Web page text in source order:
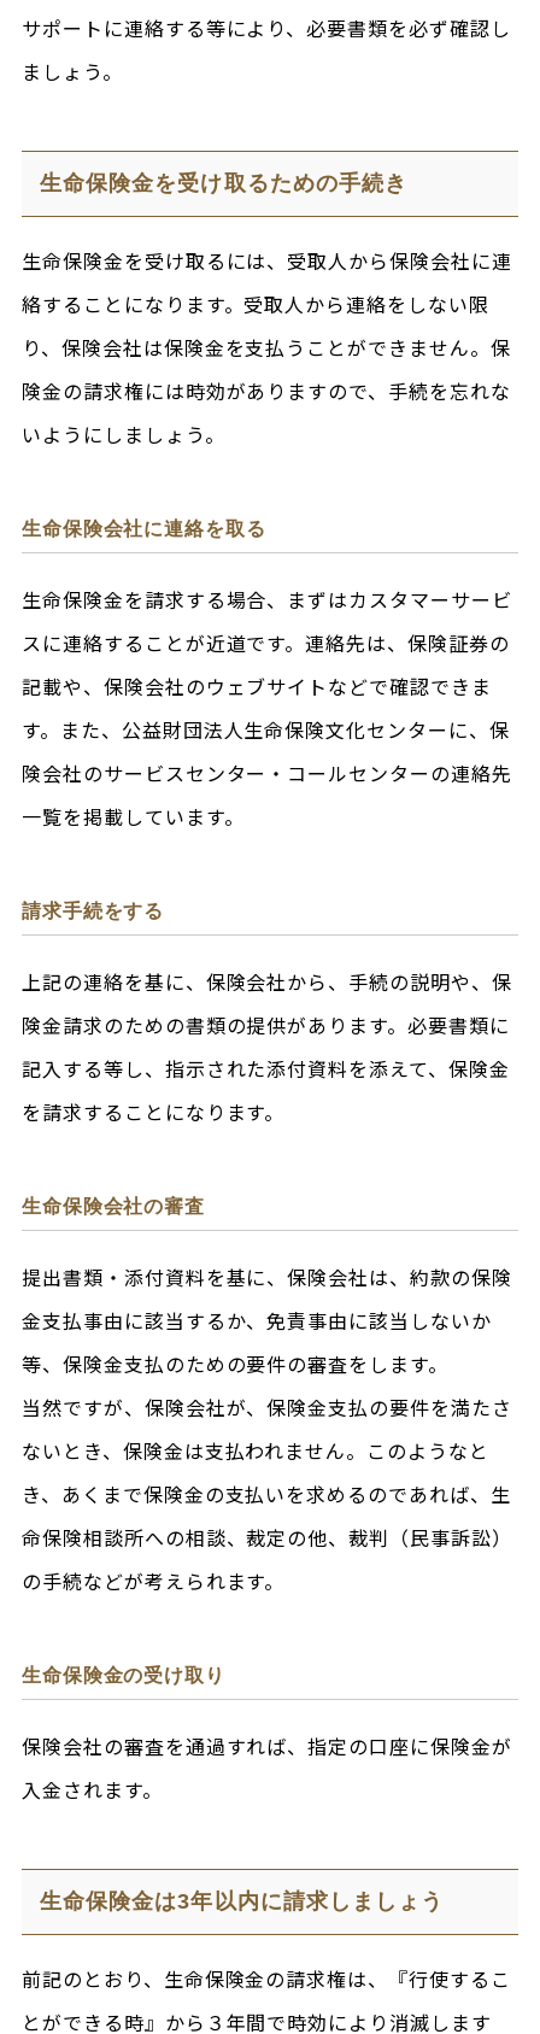
サポートに連絡する等により、必要書類を必ず確認し
ましょう。
生命保険金を受け取るための手続き
生命保険金を受け取るには、受取人から保険会社に連
絡することになります。受取人から連絡をしない限
り、保険会社は保険金を支払うことができません。保
険金の請求権には時効がありますので、手続を忘れな
いようにしましょう。
生命保険会社に連絡を取る
生命保険金を請求する場合、まずはカスタマーサービ
スに連絡することが近道です。連絡先は、保険証券の
記載や、保険会社のウェブサイトなどで確認できま
す。また、公益財団法人生命保険文化センターに、保
険会社のサービスセンター・コールセンターの連絡先
一覧を掲載しています。
請求手続をする
上記の連絡を基に、保険会社から、手続の説明や、保
険金請求のための書類の提供があります。必要書類に
記入する等し、指示された添付資料を添えて、保険金
を請求することになります。
生命保険会社の審査
提出書類・添付資料を基に、保険会社は、約款の保険
金支払事由に該当するか、免責事由に該当しないか
等、保険金支払のための要件の審査をします。
当然ですが、保険会社が、保険金支払の要件を満たさ
ないとき、保険金は支払われません。このようなと
き、あくまで保険金の支払いを求めるのであれば、生
命保険相談所への相談、裁定の他、裁判（民事訴訟）
の手続などが考えられます。
生命保険金の受け取り
保険会社の審査を通過すれば、指定の口座に保険金が
入金されます。
生命保険金は3年以内に請求しましょう
前記のとおり、生命保険金の請求権は、『行使するこ
とができる時』から３年間で時効により消滅します